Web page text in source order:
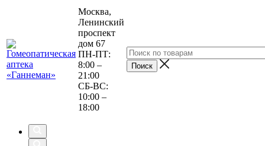
Москва,
Ленинский
проспект
дом 67
ПН-ПТ:
8:00 –
21:00
СБ-ВС:
10:00 –
18:00